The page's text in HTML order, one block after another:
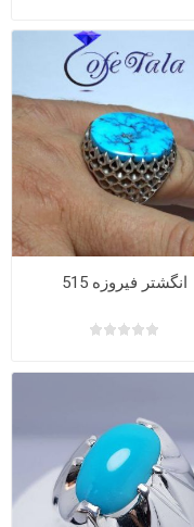
انگشتر فیروزه 515